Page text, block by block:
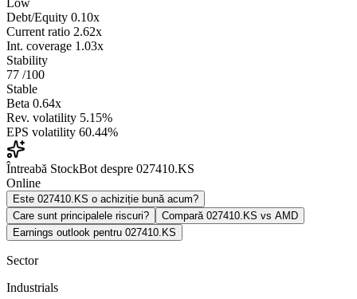
Low
Debt/Equity 0.10x
Current ratio 2.62x
Int. coverage 1.03x
Stability
77 /100
Stable
Beta 0.64x
Rev. volatility 5.15%
EPS volatility 60.44%
Întreabă StockBot despre 027410.KS
Online
Este 027410.KS o achiziție bună acum?
Care sunt principalele riscuri?
Compară 027410.KS vs AMD
Earnings outlook pentru 027410.KS
Sector
Industrials